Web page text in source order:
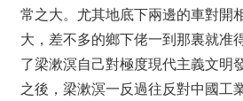
常之大。尤其地底下兩邊的車對開
大，差不多的鄉下佬一到那裏就准
了梁漱溟自己對極度現代主義文明
之後，梁漱溟一反過往反對中國工